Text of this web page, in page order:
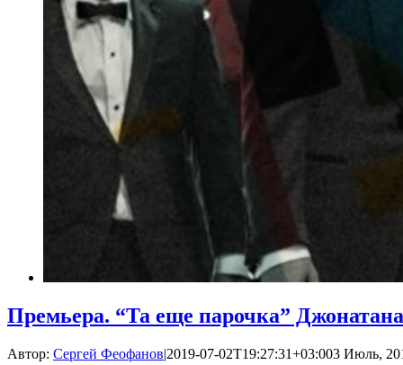
Премьера. “Та еще парочка”
Автор: Сергей Феофанов|2019-07-02T19:27:31+03:003 Июль,